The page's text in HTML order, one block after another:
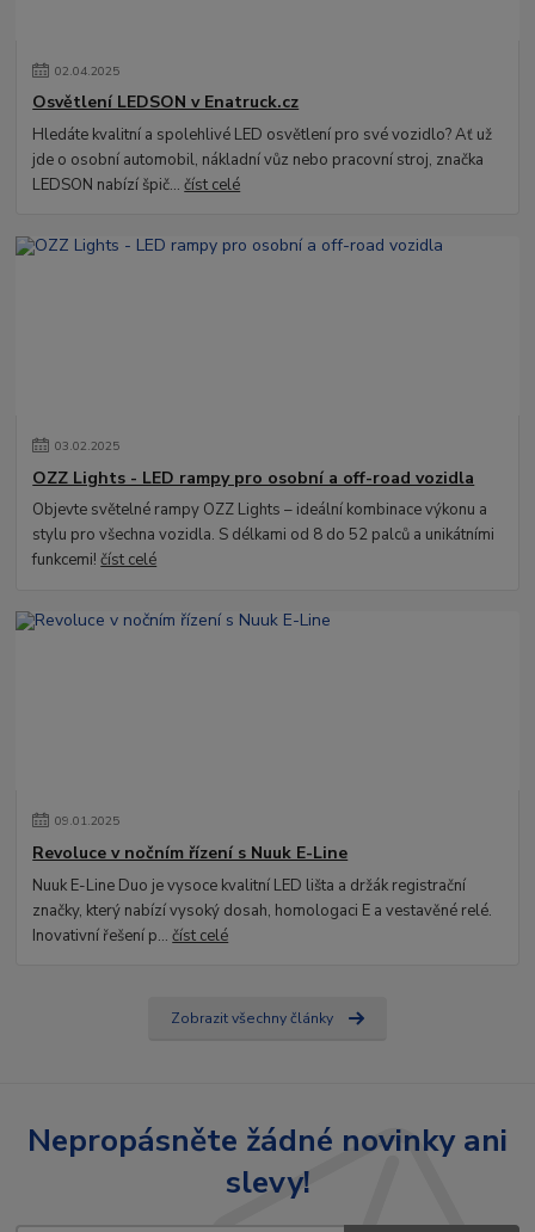
02.04.2025
Osvětlení LEDSON v Enatruck.cz
Hledáte kvalitní a spolehlivé LED osvětlení pro své vozidlo? Ať už
jde o osobní automobil, nákladní vůz nebo pracovní stroj, značka
LEDSON nabízí špič...číst celé
03.02.2025
OZZ Lights - LED rampy pro osobní a off-road vozidla
Objevte světelné rampy OZZ Lights – ideální kombinace výkonu a
stylu pro všechna vozidla. S délkami od 8 do 52 palců a unikátními
funkcemi!číst celé
09.01.2025
Revoluce v nočním řízení s Nuuk E-Line
Nuuk E-Line Duo je vysoce kvalitní LED lišta a držák registrační
značky, který nabízí vysoký dosah, homologaci E a vestavěné relé.
Inovativní řešení p...číst celé
Zobrazit všechny články
Nepropásněte žádné novinky ani
slevy!